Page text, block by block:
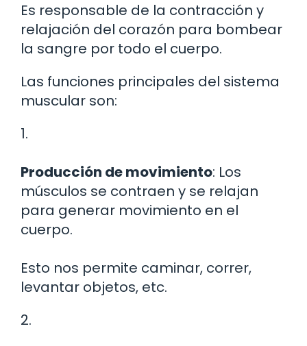
Es responsable de la contracción y
relajación del corazón para bombear
la sangre por todo el cuerpo.
Las funciones principales del sistema
muscular son:
1.
Producción de movimiento: Los
músculos se contraen y se relajan
para generar movimiento en el
cuerpo.
Esto nos permite caminar, correr,
levantar objetos, etc.
2.